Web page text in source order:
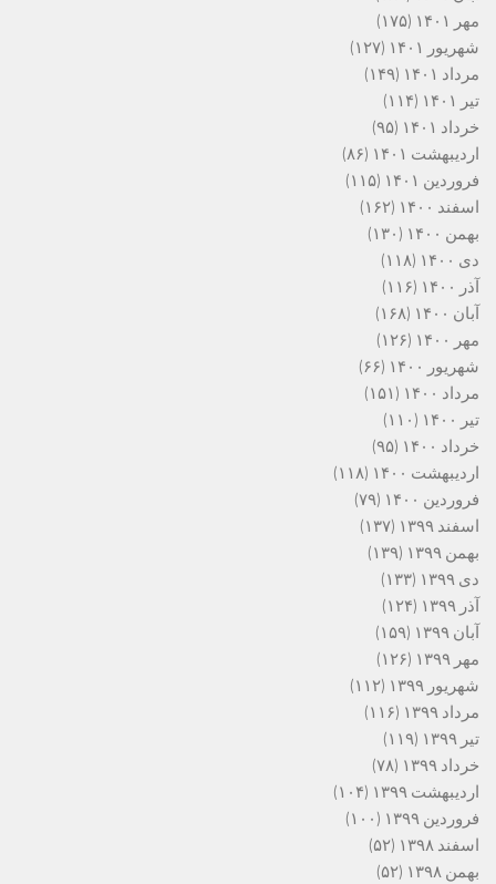
مهر ۱۴۰۱
(۱۷۵)
شهریور ۱۴۰۱
(۱۲۷)
مرداد ۱۴۰۱
(۱۴۹)
تیر ۱۴۰۱
(۱۱۴)
خرداد ۱۴۰۱
(۹۵)
اردیبهشت ۱۴۰۱
(۸۶)
فروردین ۱۴۰۱
(۱۱۵)
اسفند ۱۴۰۰
(۱۶۲)
بهمن ۱۴۰۰
(۱۳۰)
دی ۱۴۰۰
(۱۱۸)
آذر ۱۴۰۰
(۱۱۶)
آبان ۱۴۰۰
(۱۶۸)
مهر ۱۴۰۰
(۱۲۶)
شهریور ۱۴۰۰
(۶۶)
مرداد ۱۴۰۰
(۱۵۱)
تیر ۱۴۰۰
(۱۱۰)
خرداد ۱۴۰۰
(۹۵)
اردیبهشت ۱۴۰۰
(۱۱۸)
فروردین ۱۴۰۰
(۷۹)
اسفند ۱۳۹۹
(۱۳۷)
بهمن ۱۳۹۹
(۱۳۹)
دی ۱۳۹۹
(۱۳۳)
آذر ۱۳۹۹
(۱۲۴)
آبان ۱۳۹۹
(۱۵۹)
مهر ۱۳۹۹
(۱۲۶)
شهریور ۱۳۹۹
(۱۱۲)
مرداد ۱۳۹۹
(۱۱۶)
تیر ۱۳۹۹
(۱۱۹)
خرداد ۱۳۹۹
(۷۸)
اردیبهشت ۱۳۹۹
(۱۰۴)
فروردین ۱۳۹۹
(۱۰۰)
اسفند ۱۳۹۸
(۵۲)
بهمن ۱۳۹۸
(۵۲)